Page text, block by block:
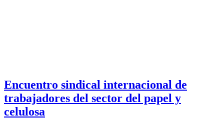
Encuentro sindical internacional de
trabajadores del sector del papel y
celulosa